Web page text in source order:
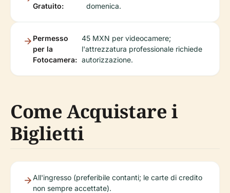
Gratuito:
domenica.
Permesso
per la
Fotocamera:
45 MXN per videocamere;
l'attrezzatura professionale richiede
autorizzazione.
Come Acquistare i
Biglietti
All'ingresso (preferibile contanti; le carte di credito
non sempre accettate).